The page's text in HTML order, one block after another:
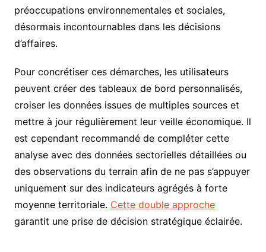
préoccupations environnementales et sociales,
désormais incontournables dans les décisions
d’affaires.
Pour concrétiser ces démarches, les utilisateurs
peuvent créer des tableaux de bord personnalisés,
croiser les données issues de multiples sources et
mettre à jour régulièrement leur veille économique. Il
est cependant recommandé de compléter cette
analyse avec des données sectorielles détaillées ou
des observations du terrain afin de ne pas s’appuyer
uniquement sur des indicateurs agrégés à forte
moyenne territoriale. Cette double approche
garantit une prise de décision stratégique éclairée.